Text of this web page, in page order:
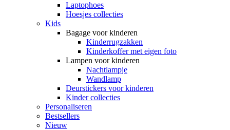
Laptophoes
Hoesjes collecties
Kids
Bagage voor kinderen
Kinderrugzakken
Kinderkoffer met eigen foto
Lampen voor kinderen
Nachtlampje
Wandlamp
Deurstickers voor kinderen
Kinder collecties
Personaliseren
Bestsellers
Nieuw